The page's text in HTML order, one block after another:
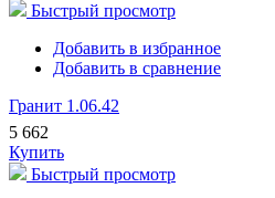
Быстрый просмотр
Добавить в избранное
Добавить в сравнение
Гранит 1.06.42
5 662
Купить
Быстрый просмотр